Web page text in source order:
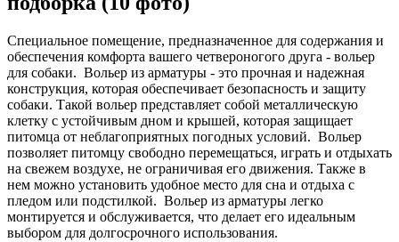
Специальное помещение, предназначенное для содержания и
обеспечения комфорта вашего четвероногого друга - вольер
для собаки. Вольер из арматуры - это прочная и надежная
конструкция, которая обеспечивает безопасность и защиту
собаки. Такой вольер представляет собой металлическую
клетку с устойчивым дном и крышей, которая защищает
питомца от неблагоприятных погодных условий. Вольер
позволяет питомцу свободно перемещаться, играть и отдыхать
на свежем воздухе, не ограничивая его движения. Также в
нем можно установить удобное место для сна и отдыха с
пледом или подстилкой. Вольер из арматуры легко
монтируется и обслуживается, что делает его идеальным
выбором для долгосрочного использования.